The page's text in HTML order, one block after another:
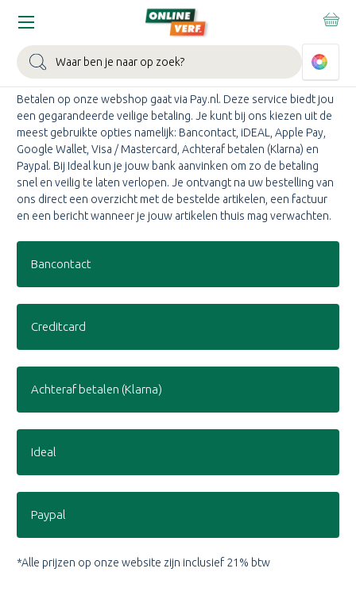
Zoeken
Home Betaalmogelijkheden
BETAALMOGELIJKHEDEN
Betalen op onze webshop gaat via Pay.nl. Deze service biedt jou
een gegarandeerde veilige betaling. Je kunt bij ons kiezen uit de
meest gebruikte opties namelijk: Bancontact, iDEAL, Apple Pay,
Google Wallet, Visa / Mastercard, Achteraf betalen (Klarna) en
Paypal. Bij Ideal kun je jouw bank aanvinken om zo de betaling
snel en veilig te laten verlopen. Je ontvangt na uw bestelling van
ons direct een overzicht met de bestelde artikelen, een factuur
en een bericht wanneer je jouw artikelen thuis mag verwachten.
Bancontact
Creditcard
Achteraf betalen (Klarna)
Ideal
Paypal
*Alle prijzen op onze website zijn inclusief 21% btw